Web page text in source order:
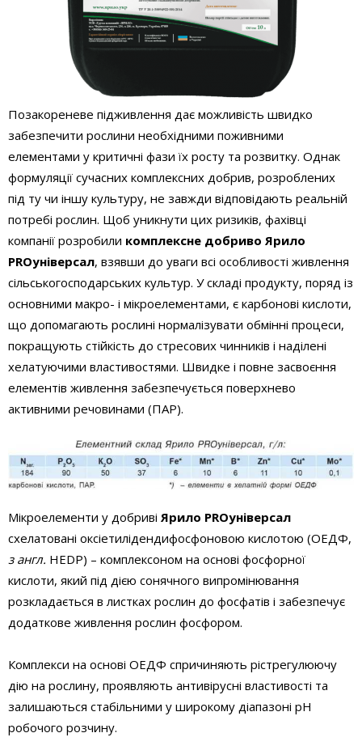
Позакореневе підживлення дає можливість швидко
забезпечити рослини необхідними поживними
елементами у критичні фази їх росту та розвитку. Однак
формуляції сучасних комплексних добрив, розроблених
під ту чи іншу культуру, не завжди відповідають реальній
потребі рослин. Щоб уникнути цих ризиків, фахівці
компанії розробили комплексне добриво Ярило
PROуніверсал, взявши до уваги всі особливості живлення
сільськогосподарських культур. У складі продукту, поряд із
основними макро- і мікроелементами, є карбонові кислоти,
що допомагають рослині нормалізувати обмінні процеси,
покращують стійкість до стресових чинників і наділені
хелатуючими властивостями. Швидке і повне засвоєння
елементів живлення забезпечується поверхнево
активними речовинами (ПАР).
Мікроелементи у добриві Ярило PROуніверсал
схелатовані оксі­етилідендифосфоновою кислотою (ОЕДФ,
з англ. HEDP) – комплексоном на основі фосфорної
кислоти, який під дією сонячного випромінювання
розкладається в листках рослин до фосфатів і забезпечує
додаткове живлення рослин фосфором.
Комплекси на основі ОЕДФ спричиняють рістрегулюючу
дію на рослину, проявляють антивірусні властивості та
залишаються стабільними у широкому діапазоні рН
робочого розчину.